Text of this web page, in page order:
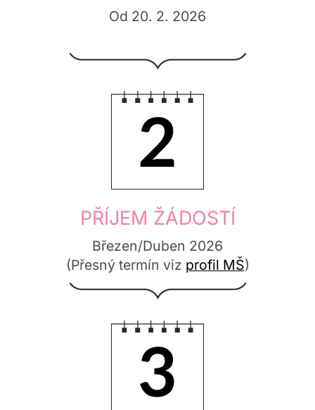
Od 20. 2. 2026
PŘÍJEM ŽÁDOSTÍ
Březen/Duben 2026
(Přesný termín viz profil MŠ)